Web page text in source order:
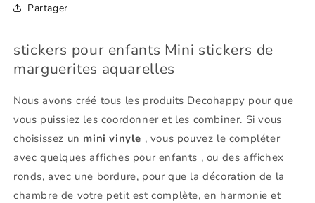
Partager
stickers pour enfants Mini stickers de
marguerites aquarelles
Nous avons créé tous les produits Decohappy pour que
vous puissiez les coordonner et les combiner. Si vous
choisissez un mini vinyle , vous pouvez le compléter
avec quelques affiches pour enfants , ou des affichex
ronds, avec une bordure, pour que la décoration de la
chambre de votre petit est complète, en harmonie et